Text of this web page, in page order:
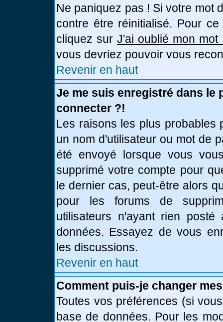
Ne paniquez pas ! Si votre mot
contre être réinitialisé. Pour
cliquez surJ'ai oublié mon mot
vous devriez pouvoir vous
Revenir en haut
Je me suis enregistré dans le
connecter ?!
Les raisons les plus probables
un nom d'utilisateur ou mot de
été envoyé lorsque vous
supprimé votre compte pour
le dernier cas, peut-être alors
pour les forums de
utilisateurs n'ayant rien
données. Essayez de vous
les discussions.
Revenir en haut
Comment puis-je changer
Toutes vos préférences (si
base de données. Pour les